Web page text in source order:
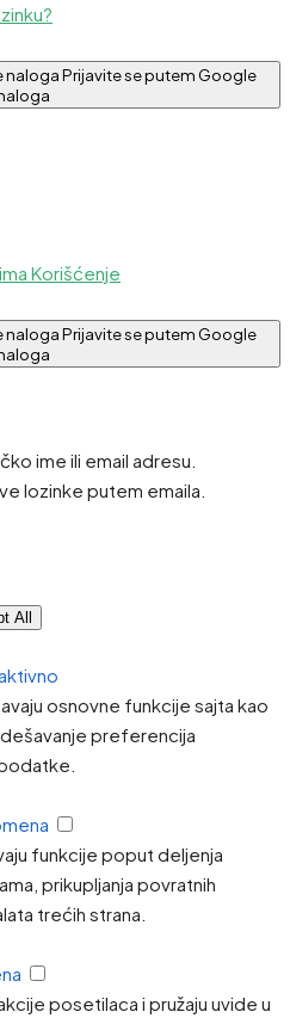
Prijavite se putem Google
Korišćenje
Prijavite se putem Google
ime ili email adresu.
lozinke putem emaila.
All
osnovne funkcije sajta kao
preferencija
funkcije poput deljenja
prikupljanja povratnih
trećih strana.
posetilaca i pružaju uvide u